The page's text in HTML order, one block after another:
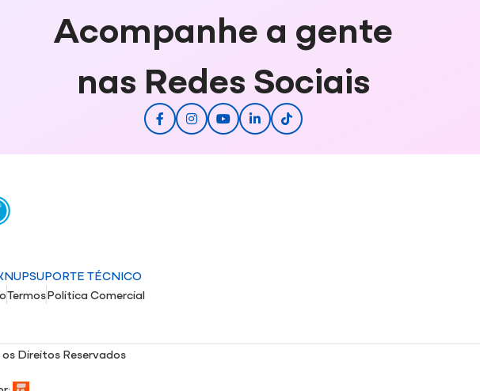
Acompanhe a gente
nas Redes Sociais
SUPORTE TÉCNICO
TermosPolitica Comercial
Direitos Reservados